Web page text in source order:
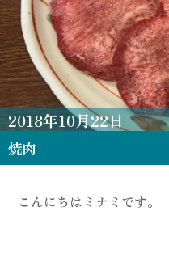
2018年10月22日
焼肉
こんにちはミナミです。